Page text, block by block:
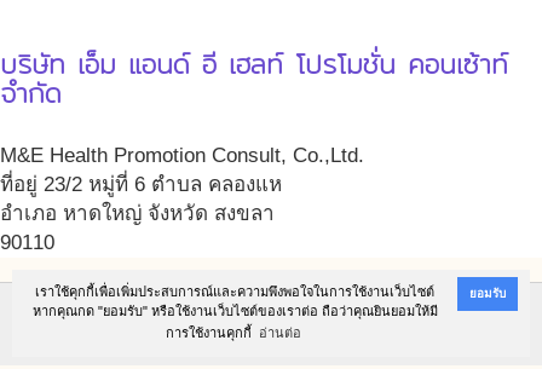
เราใช้คุกกี้เพื่อเพิ่มประสบการณ์และความพึงพอใจในการใช้งานเว็บไซต์
หากคุณกด "ยอมรับ" หรือใช้งานเว็บไซต์ของเราต่อ ถือว่าคุณยินยอมให้มี
การใช้งานคุกกี้
อ่านต่อ
ยอมรับ
บริษัท เอ็ม แอนด์ อี เฮลท์ โปรโมชั่น คอนเซ้าท์
จำกัด
M&E Health Promotion Consult, Co.,Ltd.
ที่อยู่ 23/2 หมู่ที่ 6 ตำบล คลองแห
อำเภอ หาดใหญ่ จังหวัด สงขลา
90110
@Copyright 2017 สถาบันนโยบายสาธารณะ ม.สงขลานครินทร์ (สนส.ม.อ.)
M&E Health Promotion Consult, Co.,Ltd.